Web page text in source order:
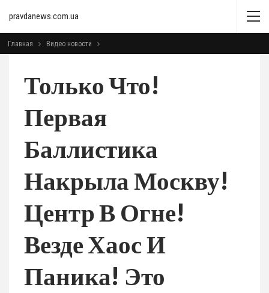
pravdanews.com.ua
Главная Видео новости
Только Что!
Первая
Баллистика
Накрыла Москву!
Центр В Огне!
Везде Хаос И
Паника! Это